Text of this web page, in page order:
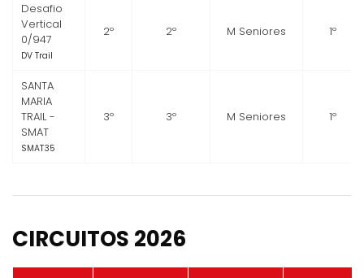
Desafio
Vertical
0/947
DV Trail
2º 2º M Seniores 1º
SANTA
MARIA
TRAIL -
SMAT
SMAT35
3º 3º M Seniores 1º
CIRCUITOS 2026